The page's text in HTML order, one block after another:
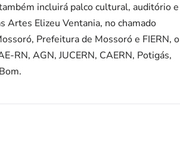
incluirá palco cultural, auditório e
Artes Elizeu Ventania, no chamado
Prefeitura de Mossoró e FIERN, o
RN, AGN, JUCERN, CAERN, Potigás,